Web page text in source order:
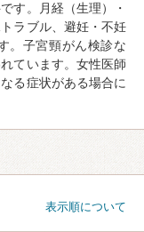
す。月経（生理）・
ラブル、避妊・不妊
。子宮頸がん検診な
ています。女性医師
る症状がある場合に
表示順について